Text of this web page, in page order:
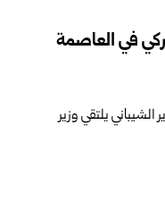
في العاصمة